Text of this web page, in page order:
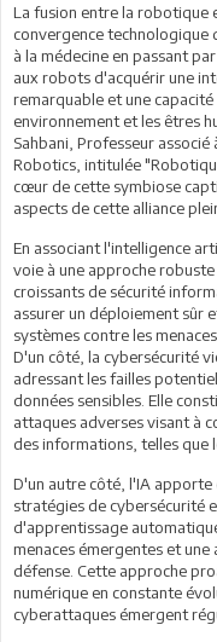
La fusion entre la robotique
convergence technologique
à la médecine en passant
aux robots d'acquérir une
remarquable et une
environnement et les êtres
Sahbani, Professeur associé
Robotics, intitulée
cœur de cette symbiose
aspects de cette alliance
En associant l'intelligence
voie à une approche
croissants de sécurité
assurer un déploiement sûr
systèmes contre les
D'un côté, la cybersécurité
adressant les failles
données sensibles. Elle
attaques adverses visant à
des informations, telles que
D'un autre côté, l'IA apporte
stratégies de cybersécurité
d'apprentissage
menaces émergentes et
défense. Cette approche
numérique en constante
cyberattaques émergent